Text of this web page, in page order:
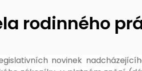
rodinného
novinek